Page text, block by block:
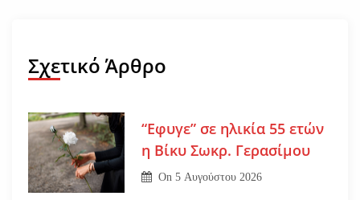
Σχετικό Άρθρο
“Εφυγε” σε ηλικία 55 ετών
η Βίκυ Σωκρ. Γερασίμου
On5 Αυγούστου 2026